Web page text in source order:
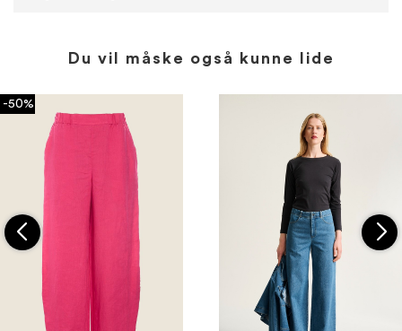
Du vil måske også kunne lide
-50%